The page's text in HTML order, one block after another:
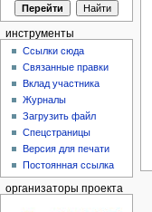
инструменты
Ссылки сюда
Связанные правки
Вклад участника
Журналы
Загрузить файл
Спецстраницы
Версия для печати
Постоянная ссылка
организаторы проекта